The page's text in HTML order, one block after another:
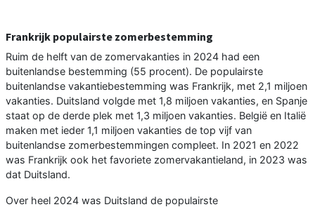
Frankrijk populairste zomerbestemming
Ruim de helft van de zomervakanties in 2024 had een
buitenlandse bestemming (55 procent). De populairste
buitenlandse vakantiebestemming was Frankrijk, met 2,1 miljoen
vakanties. Duitsland volgde met 1,8 miljoen vakanties, en Spanje
staat op de derde plek met 1,3 miljoen vakanties. België en Italië
maken met ieder 1,1 miljoen vakanties de top vijf van
buitenlandse zomerbestemmingen compleet. In 2021 en 2022
was Frankrijk ook het favoriete zomervakantieland, in 2023 was
dat Duitsland.
Over heel 2024 was Duitsland de populairste